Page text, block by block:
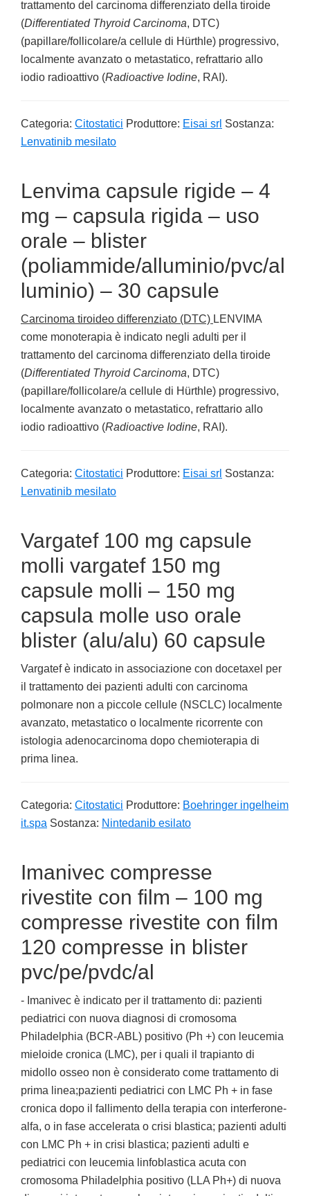
trattamento del carcinoma differenziato della tiroide
(Differentiated Thyroid Carcinoma, DTC)
(papillare/follicolare/a cellule di Hürthle) progressivo,
localmente avanzato o metastatico, refrattario allo
iodio radioattivo (Radioactive Iodine, RAI).
Categoria: Citostatici Produttore: Eisai srl Sostanza:
Lenvatinib mesilato
Lenvima capsule rigide – 4
mg – capsula rigida – uso
orale – blister
(poliammide/alluminio/pvc/al
luminio) – 30 capsule
Carcinoma tiroideo differenziato (DTC) LENVIMA
come monoterapia è indicato negli adulti per il
trattamento del carcinoma differenziato della tiroide
(Differentiated Thyroid Carcinoma, DTC)
(papillare/follicolare/a cellule di Hürthle) progressivo,
localmente avanzato o metastatico, refrattario allo
iodio radioattivo (Radioactive Iodine, RAI).
Categoria: Citostatici Produttore: Eisai srl Sostanza:
Lenvatinib mesilato
Vargatef 100 mg capsule
molli vargatef 150 mg
capsule molli – 150 mg
capsula molle uso orale
blister (alu/alu) 60 capsule
Vargatef è indicato in associazione con docetaxel per
il trattamento dei pazienti adulti con carcinoma
polmonare non a piccole cellule (NSCLC) localmente
avanzato, metastatico o localmente ricorrente con
istologia adenocarcinoma dopo chemioterapia di
prima linea.
Categoria: Citostatici Produttore: Boehringer ingelheim
it.spa Sostanza: Nintedanib esilato
Imanivec compresse
rivestite con film – 100 mg
compresse rivestite con film
120 compresse in blister
pvc/pe/pvdc/al
- Imanivec è indicato per il trattamento di: pazienti
pediatrici con nuova diagnosi di cromosoma
Philadelphia (BCR-ABL) positivo (Ph +) con leucemia
mieloide cronica (LMC), per i quali il trapianto di
midollo osseo non è considerato come trattamento di
prima linea;pazienti pediatrici con LMC Ph + in fase
cronica dopo il fallimento della terapia con interferone-
alfa, o in fase accelerata o crisi blastica; pazienti adulti
con LMC Ph + in crisi blastica; pazienti adulti e
pediatrici con leucemia linfoblastica acuta con
cromosoma Philadelphia positivo (LLA Ph+) di nuova